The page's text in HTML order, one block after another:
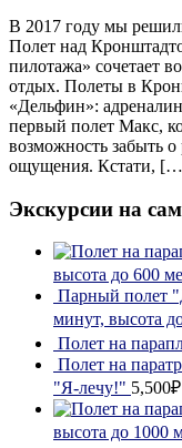
В 2017 году мы
Полет над
пилотажа» сочетает
отдых. Полеты в
«Дельфин»:
первый полет Макс,
возможность забыть
ощущения. Кстати,
Экскурсии на
высота до 600
Парный полет
минут, высота
Полет на
Полет на
"Я-лечу!" 5,500₽
высота до 1000